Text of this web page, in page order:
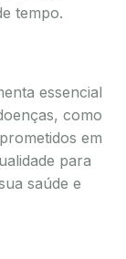
tempo.
essencial
como
em
para
saúde e